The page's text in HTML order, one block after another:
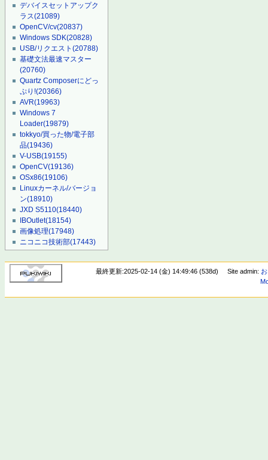
デバイスセットアップク
ラス(21089)
OpenCV/cv(20837)
Windows SDK(20828)
USB/リクエスト(20788)
基礎文法最速マスター
(20760)
Quartz Composerにどっ
ぷり!(20366)
AVR(19963)
Windows 7
Loader(19879)
tokkyo/買った物/電子部
品(19436)
V-USB(19155)
OpenCV(19136)
OSx86(19106)
Linuxカーネル/バージョ
ン(18910)
JXD S5110(18440)
IBOutlet(18154)
画像処理(17948)
ニコニコ技術部(17443)
最終更新:2025-02-14 (金) 14:49:46 (538d) Site admin: